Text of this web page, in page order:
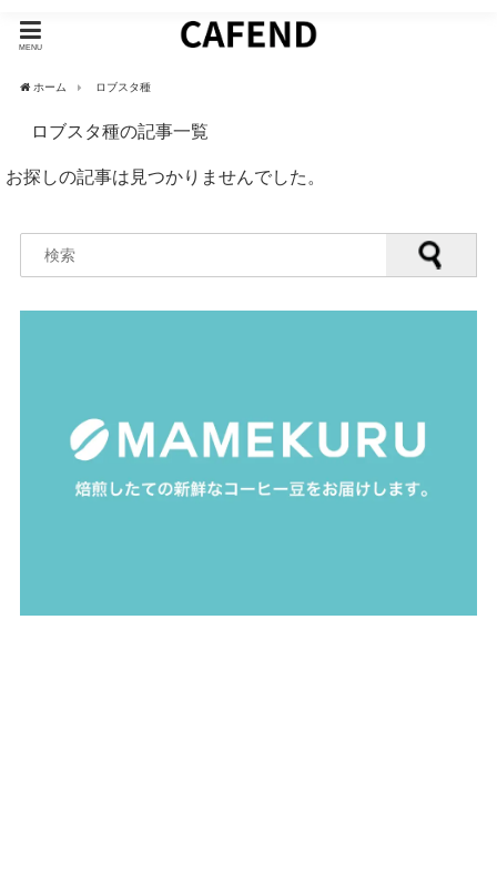
MENU
ホーム ロブスタ種
ロブスタ種の記事一覧
お探しの記事は見つかりませんでした。